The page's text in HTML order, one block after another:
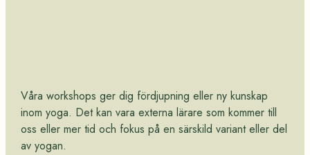
Våra workshops ger dig fördjupning eller ny kunskap
inom yoga. Det kan vara externa lärare som kommer till
oss eller mer tid och fokus på en särskild variant eller del
av yogan.